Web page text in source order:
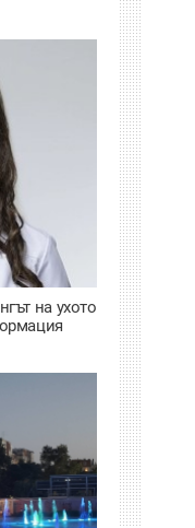
на ухото